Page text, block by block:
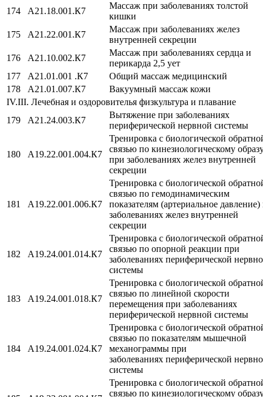
174
A21.18.001.К7
Массаж при заболеваниях толстой
кишки
175
A21.22.001.К7
Массаж при заболеваниях желез
внутренней секреции
176
A21.10.002.К7
Массаж при заболеваниях сердца и
перикарда 2,5 ует
177
A21.01.001 .К7
Общий массаж медицинский
178
A21.01.007.К7
Вакуумный массаж кожи
IV.III. Лечебная и оздоровителья физкультура и плавание
179
A21.24.003.К7
Вытяжение при заболеваниях
периферической нервной системы
180 A19.22.001.004.К7
Тренировка с биологической
связью по кинезиологическому
при заболеваниях желез внутренней
секреции
181 A19.22.001.006.К7
Тренировка с биологической
связью по гемодинамическим
показателям (артериальное давление)
заболеваниях желез внутренней
секреции
182 A19.24.001.014.К7
Тренировка с биологической
связью по опорной реакции при
заболеваниях периферической
системы
183 A19.24.001.018.К7
Тренировка с биологической
связью по линейной скорости
перемещения при заболеваниях
периферической нервной системы
184 A19.24.001.024.К7
Тренировка с биологической
связью по показателям мышечной
механограммы при
заболеваниях периферической
системы
Тренировка с биологической
связью по кинезиологическому